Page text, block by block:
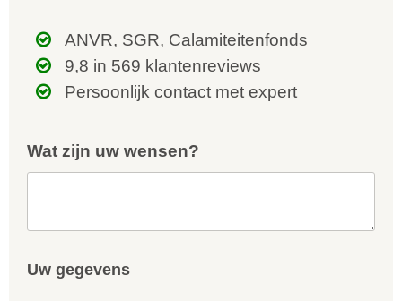
ANVR, SGR, Calamiteitenfonds
9,8 in 569 klantenreviews
Persoonlijk contact met expert
Wat zijn uw wensen?
Uw gegevens